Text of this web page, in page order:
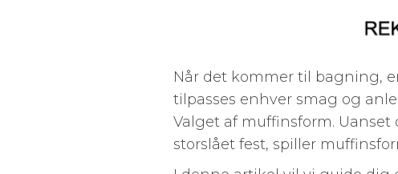
Når det kommer til bagning,
tilpasses enhver smag og
Valget af muffinsform.
storslået fest, spiller